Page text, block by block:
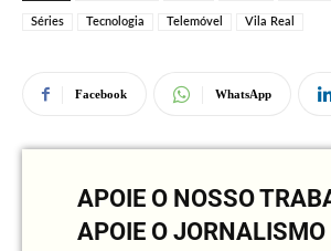
Séries Tecnologia Telemóvel Vila Real
Facebook WhatsApp
APOIE O NOSSO
APOIE O JORNALISMO